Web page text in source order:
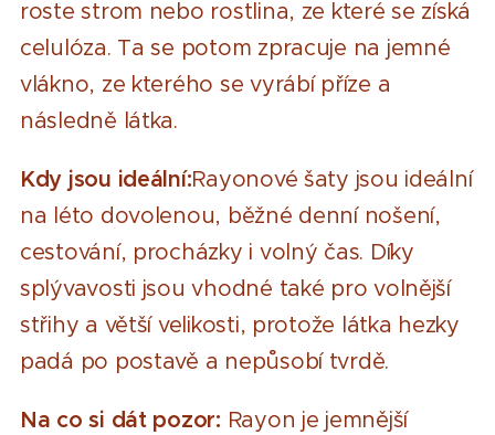
roste strom nebo rostlina, ze které se získá
celulóza. Ta se potom zpracuje na jemné
vlákno, ze kterého se vyrábí příze a
následně látka.
Kdy jsou ideální:Rayonové šaty jsou ideální
na léto dovolenou, běžné denní nošení,
cestování, procházky i volný čas. Díky
splývavosti jsou vhodné také pro volnější
střihy a větší velikosti, protože látka hezky
padá po postavě a nepůsobí tvrdě.
Na co si dát pozor: Rayon je jemnější